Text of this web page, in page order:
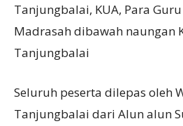
Tanjungbalai, KUA, Para
Madrasah dibawah naungan
Tanjungbalai
Seluruh peserta dilepas oleh
Tanjungbalai dari Alun alun